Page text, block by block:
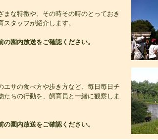
まな特徴や、その時その時のとっておき
タッフが紹介します。
園内放送をご確認ください。
エサの食べ方や歩き方など、毎日毎日チ
たちの行動を、飼育員と一緒に観察しま
園内放送をご確認ください。